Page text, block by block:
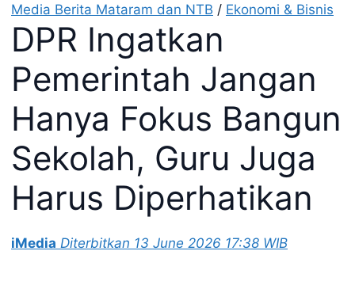
Media Berita Mataram dan NTB / Ekonomi & Bisnis
DPR Ingatkan
Pemerintah Jangan
Hanya Fokus Bangun
Sekolah, Guru Juga
Harus Diperhatikan
iMedia Diterbitkan 13 June 2026 17:38 WIB